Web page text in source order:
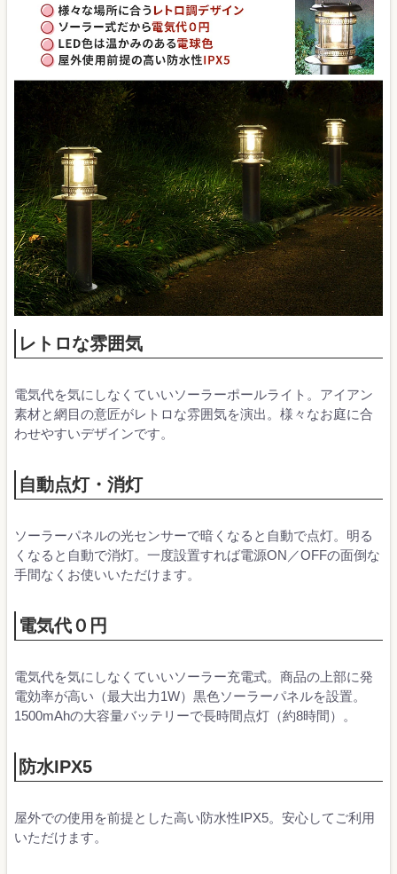
レトロな雰囲気
電気代を気にしなくていいソーラーポールライト。アイアン
素材と網目の意匠がレトロな雰囲気を演出。様々なお庭に合
わせやすいデザインです。
自動点灯・消灯
ソーラーパネルの光センサーで暗くなると自動で点灯。明る
くなると自動で消灯。一度設置すれば電源ON／OFFの面倒な
手間なくお使いいただけます。
電気代０円
電気代を気にしなくていいソーラー充電式。商品の上部に発
電効率が高い（最大出力1W）黒色ソーラーパネルを設置。
1500mAhの大容量バッテリーで長時間点灯（約8時間）。
防水IPX5
屋外での使用を前提とした高い防水性IPX5。安心してご利用
いただけます。